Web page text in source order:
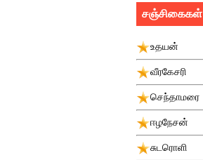
சஞ்சிகைகள்
உதயன்
வீரகேசரி
செந்தாமரை
ஈழநேசன்
சுடரொளி